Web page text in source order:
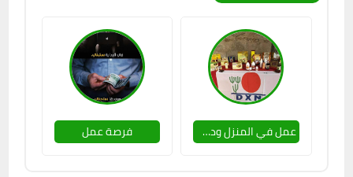
عمل في المنزل ودخل اضافي لنساء فقط فرصة عمل